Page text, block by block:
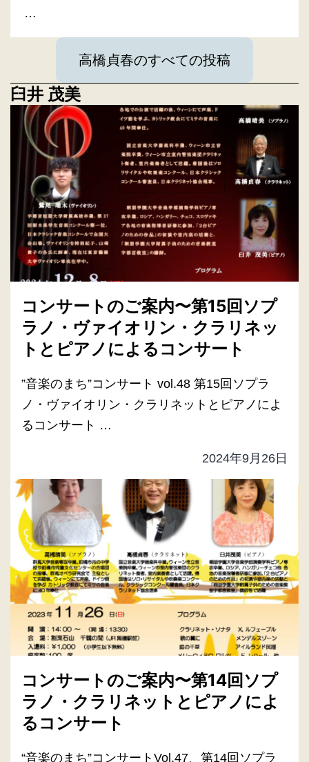
…
高橋貞春のすべての投稿
臼井 茂美
コンサートのご案内〜第15回ソプ
ラノ・ヴァイオリン・クラリネッ
トとピアノによるコンサート
”音楽のまち”コンサート vol.48 第15回ソプラ
ノ・ヴァイオリン・クラリネットとピアノによ
るコンサート …
2024年9月26日
コンサートのご案内〜第14回ソプ
ラノ・クラリネットとピアノによ
るコンサート
“音楽のまち”コンサートVol.47、第14回ソプラ